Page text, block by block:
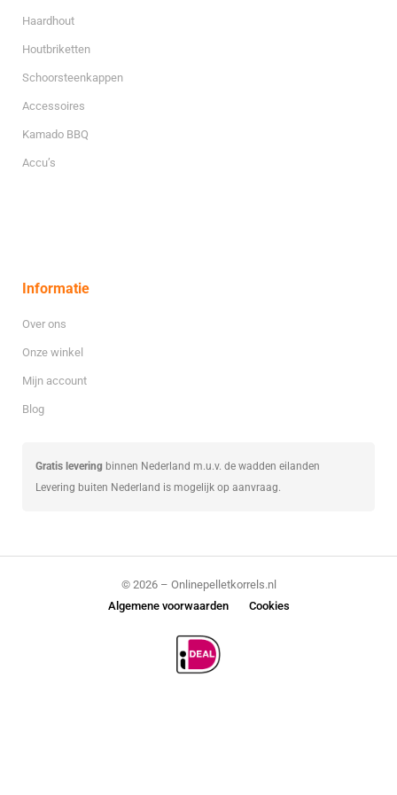
Haardhout
Houtbriketten
Schoorsteenkappen
Accessoires
Kamado BBQ
Accu’s
Informatie
Over ons
Onze winkel
Mijn account
Blog
Gratis levering binnen Nederland m.u.v. de wadden eilanden
Levering buiten Nederland is mogelijk op aanvraag.
© 2026 – Onlinepelletkorrels.nl
Algemene voorwaarden
Cookies